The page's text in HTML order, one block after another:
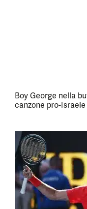
Boy George nella
canzone pro-